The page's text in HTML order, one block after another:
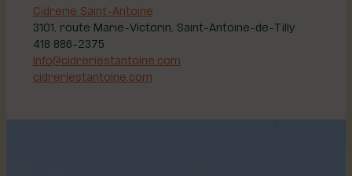
Cidrerie Saint-Antoine
3101, route Marie-Victorin, Saint-Antoine-de-Tilly
418 886-2375
Info@cidreriestantoine.com
cidreriestantoine.com